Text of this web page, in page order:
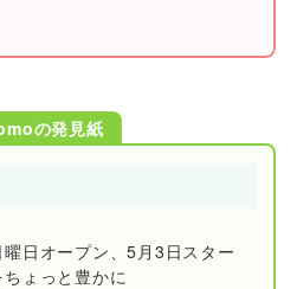
の発見紙
曜日オープン、5月3日スター
ょっと豊かに